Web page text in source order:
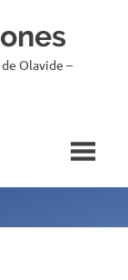
Olavide –